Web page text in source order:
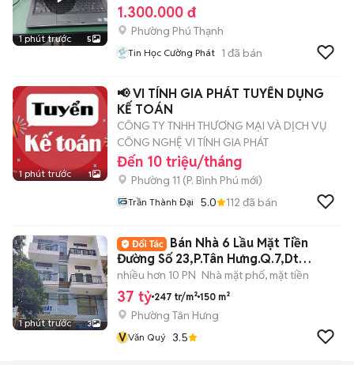
1 phút trước 5
1.300.000 đ
Phường Phú Thạnh
Tin Học Cường Phát 1 đã bán
1 phút trước 1
📢 VI TÍNH GIA PHÁT TUYỂN DỤNG
KẾ TOÁN
CÔNG TY TNHH THƯƠNG MẠI VÀ DỊCH VỤ
CÔNG NGHỆ VI TÍNH GIA PHÁT
Đến 10 triệu/tháng
Phường 11 (P. Bình Phú mới)
Trần Thành Đại 5.0 112 đã bán
1 phút trước 3
Bán Nhà 6 Lầu Mặt Tiền
Đường Số 23,P.Tân Hưng.Q.7,Dt
7,5x20m,Giá 37 tỷ
nhiều hơn 10 PN Nhà mặt phố, mặt tiền
37 tỷ 247 tr/m² 150 m²
Phường Tân Hưng
VVăn Quý 3.5